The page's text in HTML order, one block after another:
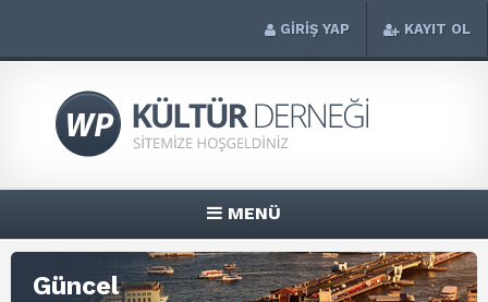
GİRİŞ YAP KAYIT OL
MENÜ
Güncel